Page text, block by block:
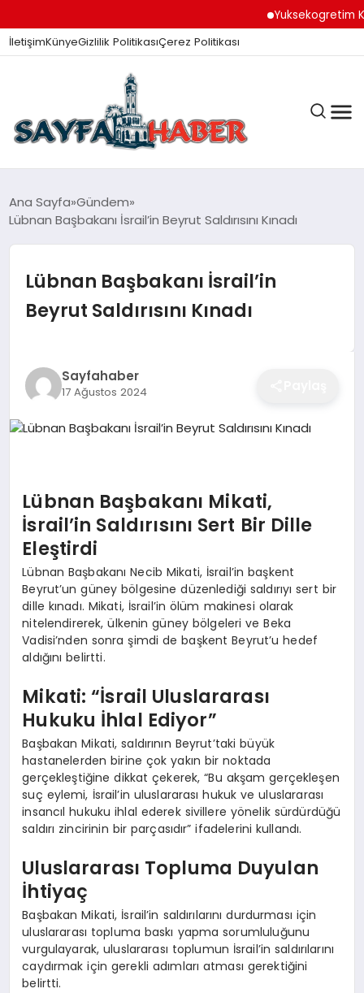
Yuksekogretim
İletişimKünyeGizlilik PolitikasıÇerez Politikası
ANA SAYFA
İZMIR HABERLERI
EĞITIM
SAĞLIK
SPOR
YAŞAM
Ana Sayfa Gündem
Lübnan Başbakanı İsrail’in Beyrut Saldırısını Kınadı
Lübnan Başbakanı İsrail’in
Beyrut Saldırısını Kınadı
Sayfahaber
17 Ağustos 2024
Lübnan Başbakanı Mikati,
İsrail’in Saldırısını Sert Bir Dille
Eleştirdi
Lübnan Başbakanı Necib Mikati, İsrail’in başkent
Beyrut’un güney bölgesine düzenlediği saldırıyı sert bir
dille kınadı. Mikati, İsrail’in ölüm makinesi olarak
nitelendirerek, ülkenin güney bölgeleri ve Beka
Vadisi’nden sonra şimdi de başkent Beyrut’u hedef
aldığını belirtti.
Mikati: “İsrail Uluslararası
Hukuku İhlal Ediyor”
Başbakan Mikati, saldırının Beyrut’taki büyük
hastanelerden birine çok yakın bir noktada
gerçekleştiğine dikkat çekerek, “Bu akşam gerçekleşen
suç eylemi, İsrail’in uluslararası hukuk ve uluslararası
insancıl hukuku ihlal ederek sivillere yönelik sürdürdüğü
saldırı zincirinin bir parçasıdır” ifadelerini kullandı.
Uluslararası Topluma Duyulan
İhtiyaç
Başbakan Mikati, İsrail’in saldırılarını durdurması için
uluslararası topluma baskı yapma sorumluluğunu
vurgulayarak, uluslararası toplumun İsrail’in saldırılarını
caydırmak için gerekli adımları atması gerektiğini
belirtti.